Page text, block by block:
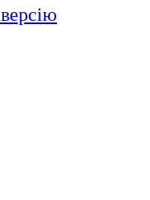
версію